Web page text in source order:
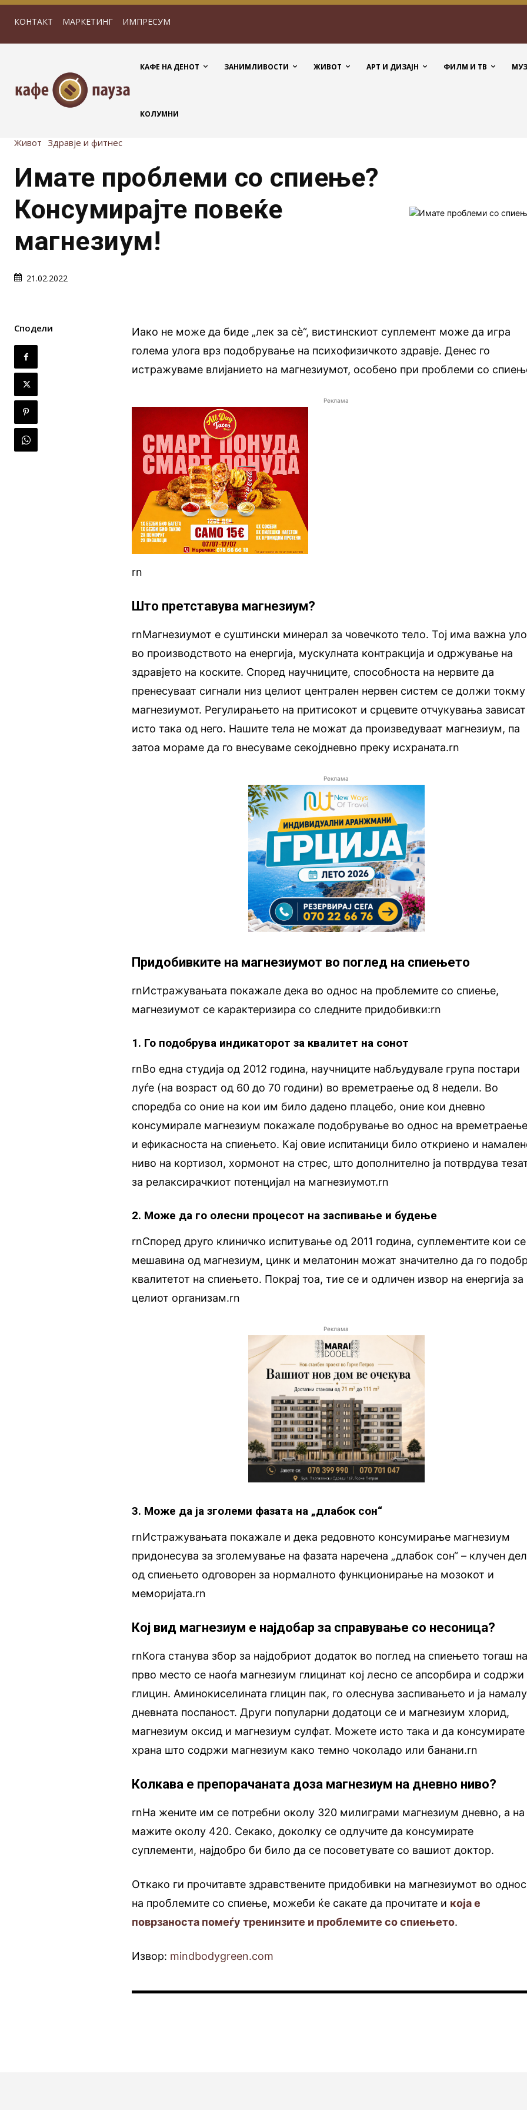
КОНТАКТ МАРКЕТИНГ ИМПРЕСУМ
КАФЕ НА ДЕНОТ ЗАНИМЛИВОСТИ ЖИВОТ АРТ И ДИЗАЈН ФИЛМ И ТВ
КОЛУМНИ
Живот Здравје и фитнес
Имате проблеми со спиење?
Консумирајте повеќе
магнезиум!
21.02.2022
Сподели
Иако не може да биде „лек за сè“, вистинскиот суплемент може да игра
голема улога врз подобрување на психофизичкото здравје. Денес го
истражуваме влијанието на магнезиумот, особено при проблеми со
Реклама
rn
Што претставува магнезиум?
rnМагнезиумот е суштински минерал за човечкото тело. Тој има важна
во производството на енергија, мускулната контракција и одржување на
здравјето на коските. Според научниците, способноста на нервите да
пренесуваат сигнали низ целиот централен нервен систем се должи токму
магнезиумот. Регулирањето на притисокот и срцевите отчукувања зависат
исто така од него. Нашите тела не можат да произведуваат магнезиум, па
затоа мораме да го внесуваме секојдневно преку исхраната.rn
Реклама
Придобивките на магнезиумот во поглед на спиењето
rnИстражувањата покажале дека во однос на проблемите со спиење,
магнезиумот се карактеризира со следните придобивки:rn
1. Го подобрува индикаторот за квалитет на сонот
rnВо една студија од 2012 година, научниците набљудувале група постари
луѓе (на возраст од 60 до 70 години) во времетраење од 8 недели. Во
споредба со оние на кои им било дадено плацебо, оние кои дневно
консумирале магнезиум покажале подобрување во однос на
и ефикасноста на спиењето. Кај овие испитаници било откриено и
ниво на кортизол, хормонот на стрес, што дополнително ја потврдува
за релаксирачкиот потенцијал на магнезиумот.rn
2. Може да го олесни процесот на заспивање и будење
rnСпоред друго клиничко испитување од 2011 година, суплементите кои се
мешавина од магнезиум, цинк и мелатонин можат значително да го
квалитетот на спиењето. Покрај тоа, тие се и одличен извор на енергија за
целиот организам.rn
Реклама
3. Може да ја зголеми фазата на „длабок сон“
rnИстражувањата покажале и дека редовното консумирање магнезиум
придонесува за зголемување на фазата наречена „длабок сон“ – клучен дел
од спиењето одговорен за нормалното функционирање на мозокот и
меморијата.rn
Кој вид магнезиум е најдобар за справување со несоница?
rnКога станува збор за најдобриот додаток во поглед на спиењето тогаш на
прво место се наоѓа магнезиум глицинат кој лесно се апсорбира и содржи
глицин. Аминокиселината глицин пак, го олеснува заспивањето и ја
дневната поспаност. Други популарни додатоци се и магнезиум хлорид,
магнезиум оксид и магнезиум сулфат. Можете исто така и да консумирате
храна што содржи магнезиум како темно чоколадо или банани.rn
Колкава е препорачаната доза магнезиум на дневно ниво?
rnНа жените им се потребни околу 320 милиграми магнезиум дневно, а на
мажите околу 420. Секако, доколку се одлучите да консумирате
суплементи, најдобро би било да се посоветувате со вашиот доктор.
Откако ги прочитавте здравствените придобивки на магнезиумот во однос
на проблемите со спиење, можеби ќе сакате да прочитате и која е
поврзаноста помеѓу тренинзите и проблемите со спиењето.
Извор: mindbodygreen.com